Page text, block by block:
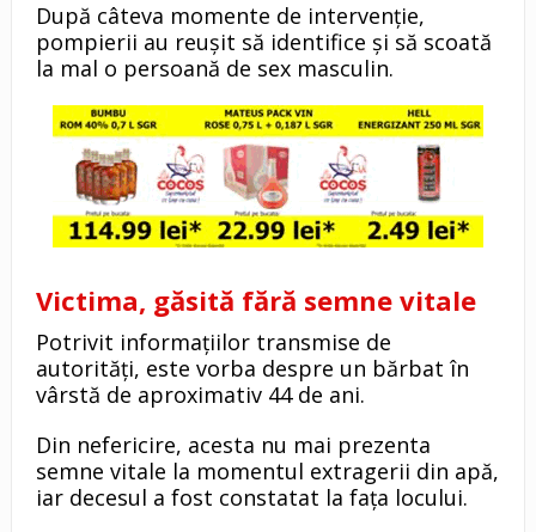
După câteva momente de intervenție,
pompierii au reușit să identifice și să scoată
la mal o persoană de sex masculin.
Victima, găsită fără semne vitale
Potrivit informațiilor transmise de
autorități, este vorba despre un bărbat în
vârstă de aproximativ 44 de ani.
Din nefericire, acesta nu mai prezenta
semne vitale la momentul extragerii din apă,
iar decesul a fost constatat la fața locului.